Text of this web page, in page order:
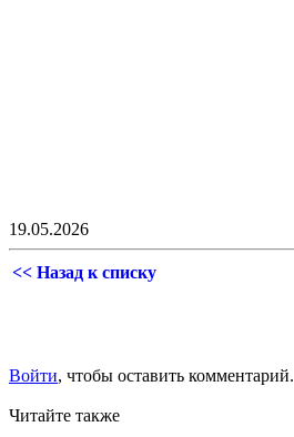
19.05.2026
<< Назад к списку
Войти, чтобы оставить комментарий.
Читайте также